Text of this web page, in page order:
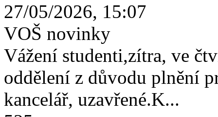
27/05/2026, 15:07
VOŠ novinky
Vážení studenti,zítra, ve
oddělení z důvodu plnění
kancelář, uzavřené.K...